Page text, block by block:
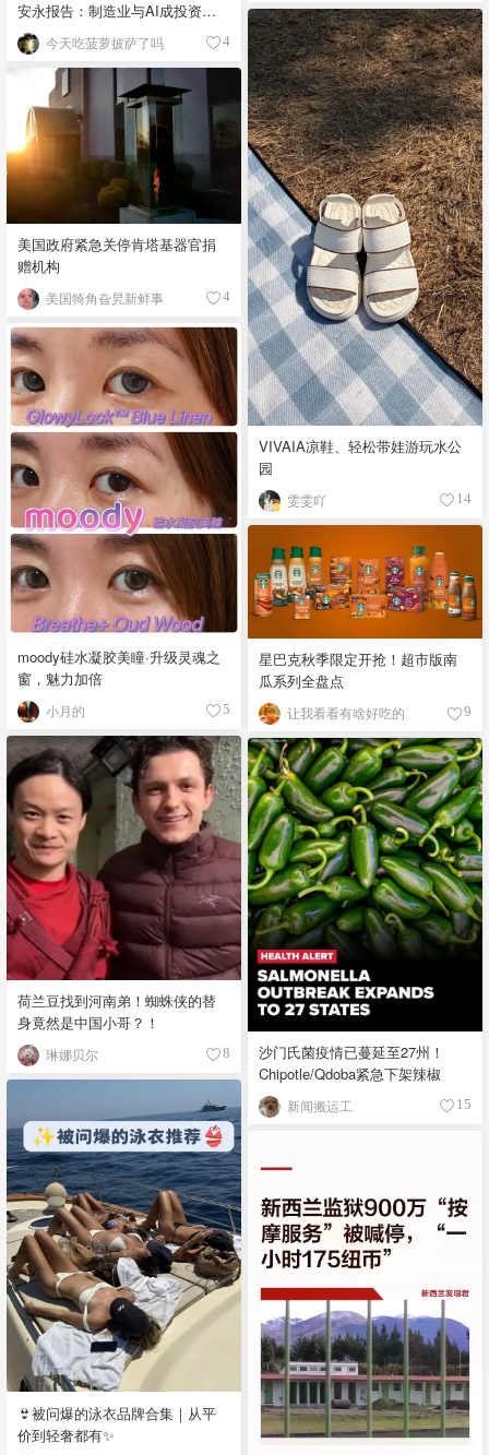
安永报告：制造业与AI成投资新
宠！ 今天吃菠萝披萨了吗 4
VIVAIA凉鞋、轻松带娃游玩水公
园
雯雯吖 14
美国政府紧急关停肯塔基器官捐
赠机构
美国犄角旮旯新鲜事 4
moody硅水凝胶美瞳·升级灵魂之
窗，魅力加倍
小月的 5
星巴克秋季限定开抢！超市版南
瓜系列全盘点
让我看看有啥好吃的 9
荷兰豆找到河南弟！蜘蛛侠的替
身竟然是中国小哥？！
琳娜贝尔 8
沙门氏菌疫情已蔓延至27州！
Chipotle/Qdoba紧急下架辣椒
新闻搬运工 15
👙被问爆的泳衣品牌合集｜从平
价到轻奢都有✨